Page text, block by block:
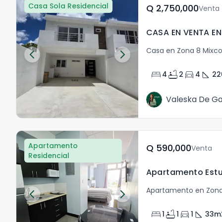
Casa Sola Residencial Q	2,750,000Venta
Casa en Zona 8 Mixco
bed 4 bathtub 2 directions_car 4 square_foot
Valeska De
Apartamento
Residencial
Q	590,000Venta
Apartamento en
bed1 bathtub1 directions_car 1 square_foot 33